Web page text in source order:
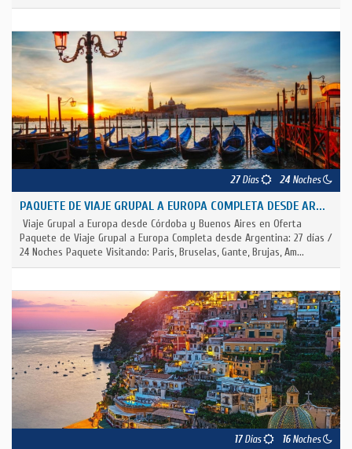
27Días 24 Noches
PAQUETE DE VIAJE GRUPAL A EUROPA COMPLETA DESDE AR...
Viaje Grupal a Europa desde Córdoba y Buenos Aires en Oferta
Paquete de Viaje Grupal a Europa Completa desde Argentina: 27 días /
24 Noches Paquete Visitando: Paris, Bruselas, Gante, Brujas, Am...
17Días 16Noches